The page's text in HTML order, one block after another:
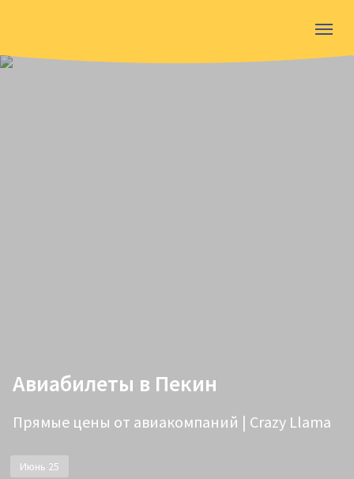
Авиабилеты в Пекин
Прямые цены от авиакомпаний | Crazy Llama
Июнь 25